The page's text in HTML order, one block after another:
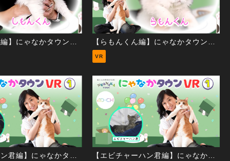
VR
【ルーローハン君編】にゃなかタウンVR① 【エビチャーハン君編】にゃなかタウンVR①